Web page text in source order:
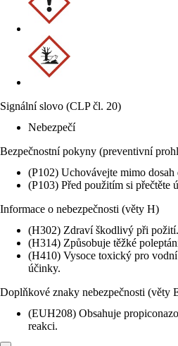
Signální slovo (CLP čl. 20)
Nebezpečí
Bezpečnostní pokyny (preventivní
(P102) Uchovávejte mimo dosah
(P103) Před použitím si přečtěte
Informace o nebezpečnosti (věty H)
(H302) Zdraví škodlivý při požití.
(H314) Způsobuje těžké
(H410) Vysoce toxický pro
účinky.
Doplňkové znaky nebezpečnosti (věty
(EUH208) Obsahuje
reakci.